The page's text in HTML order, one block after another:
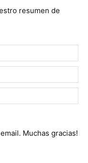
resumen de
Muchas gracias!